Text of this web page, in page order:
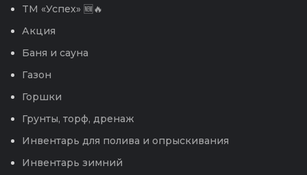
TM «Успех» 🆕🔥
Акция
Баня и сауна
Газон
Горшки
Грунты, торф, дренаж
Инвентарь для полива и опрыскивания
Инвентарь зимний